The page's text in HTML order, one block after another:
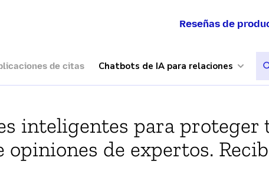
Reseñas de
de citas Chatbots de IA para relaciones
inteligentes para proteger
opiniones de expertos.